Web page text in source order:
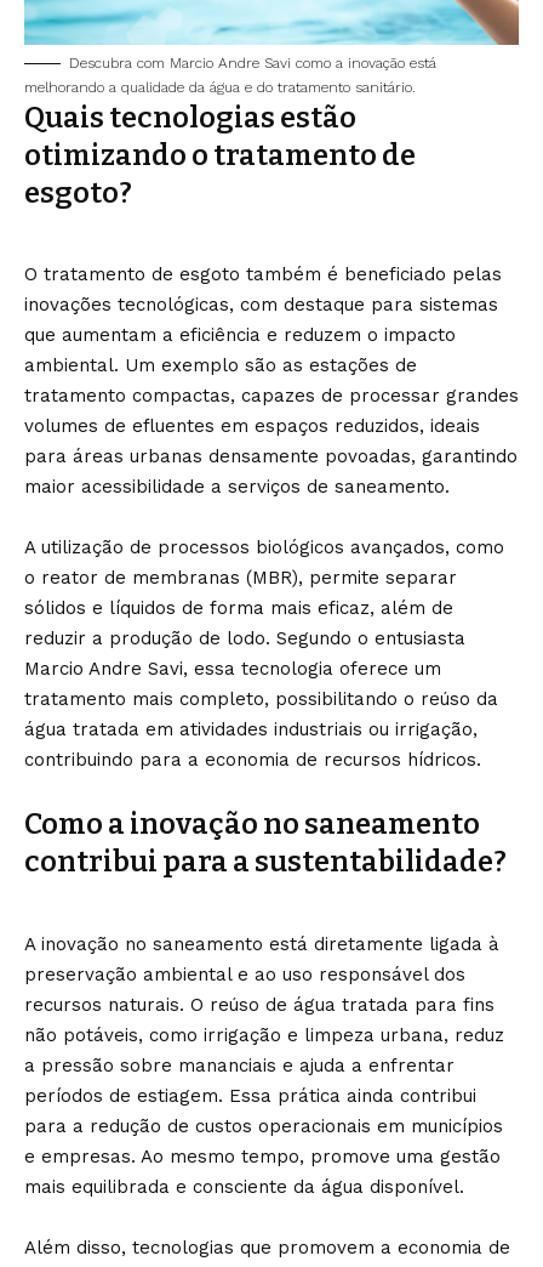
Descubra com Marcio Andre Savi como a inovação está
melhorando a qualidade da água e do tratamento sanitário.
Quais tecnologias estão
otimizando o tratamento de
esgoto?
O tratamento de esgoto também é beneficiado pelas
inovações tecnológicas, com destaque para sistemas
que aumentam a eficiência e reduzem o impacto
ambiental. Um exemplo são as estações de
tratamento compactas, capazes de processar grandes
volumes de efluentes em espaços reduzidos, ideais
para áreas urbanas densamente povoadas, garantindo
maior acessibilidade a serviços de saneamento.
A utilização de processos biológicos avançados, como
o reator de membranas (MBR), permite separar
sólidos e líquidos de forma mais eficaz, além de
reduzir a produção de lodo. Segundo o entusiasta
Marcio Andre Savi, essa tecnologia oferece um
tratamento mais completo, possibilitando o reúso da
água tratada em atividades industriais ou irrigação,
contribuindo para a economia de recursos hídricos.
Como a inovação no saneamento
contribui para a sustentabilidade?
A inovação no saneamento está diretamente ligada à
preservação ambiental e ao uso responsável dos
recursos naturais. O reúso de água tratada para fins
não potáveis, como irrigação e limpeza urbana, reduz
a pressão sobre mananciais e ajuda a enfrentar
períodos de estiagem. Essa prática ainda contribui
para a redução de custos operacionais em municípios
e empresas. Ao mesmo tempo, promove uma gestão
mais equilibrada e consciente da água disponível.
Além disso, tecnologias que promovem a economia de